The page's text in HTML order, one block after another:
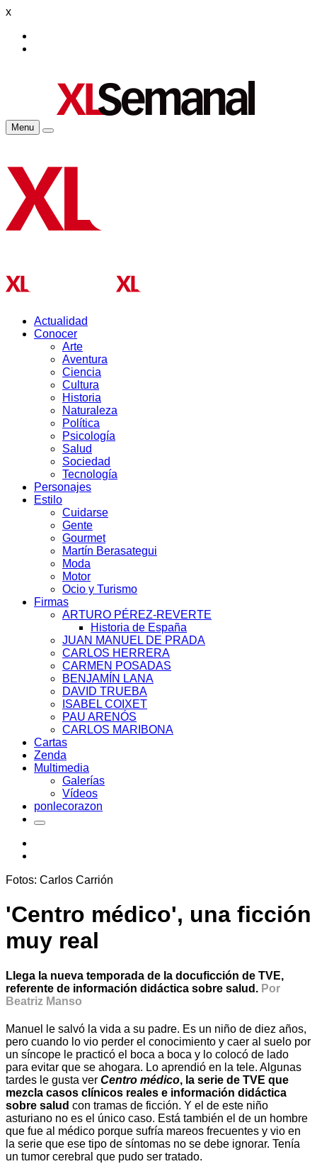
x
Menu
Actualidad
Conocer
Arte
Aventura
Ciencia
Cultura
Historia
Naturaleza
Política
Psicología
Salud
Sociedad
Tecnología
Personajes
Estilo
Cuidarse
Gente
Gourmet
Martín Berasategui
Moda
Motor
Ocio y Turismo
Firmas
ARTURO PÉREZ-REVERTE
Historia de España
JUAN MANUEL DE PRADA
CARLOS HERRERA
CARMEN POSADAS
BENJAMÍN LANA
DAVID TRUEBA
ISABEL COIXET
PAU ARENÓS
CARLOS MARIBONA
Cartas
Zenda
Multimedia
Galerías
Vídeos
ponlecorazon
Fotos: Carlos Carrión
'Centro médico', una ficción
muy real
Llega la nueva temporada de la docuficción de TVE,
referente de información didáctica sobre salud. Por
Beatriz Manso
Manuel le salvó la vida a su padre. Es un niño de diez años,
pero cuando lo vio perder el conocimiento y caer al suelo por
un síncope le practicó el boca a boca y lo colocó de lado
para evitar que se ahogara. Lo aprendió en la tele. Algunas
tardes le gusta ver Centro médico, la serie de TVE que
mezcla casos clínicos reales e información didáctica
sobre salud con tramas de ficción. Y el de este niño
asturiano no es el único caso. Está también el de un hombre
que fue al médico porque sufría mareos frecuentes y vio en
la serie que ese tipo de síntomas no se debe ignorar. Tenía
un tumor cerebral que pudo ser tratado.